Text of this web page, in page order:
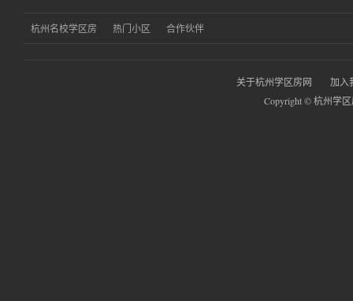
杭州名校学区房 热门小区 合作伙伴
关于杭州学区房网
加入
Copyright © 杭州学